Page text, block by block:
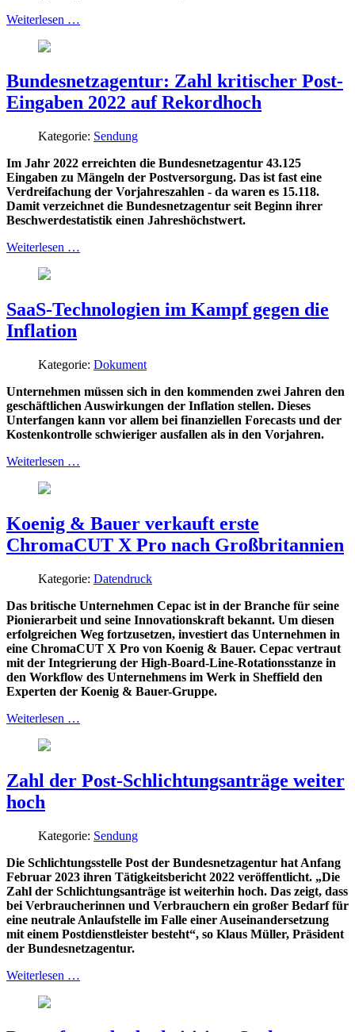
Weiterlesen …
Bundesnetzagentur: Zahl kritischer Post-
Eingaben 2022 auf Rekordhoch
Kategorie: Sendung
Im Jahr 2022 erreichten die Bundesnetzagentur 43.125
Eingaben zu Mängeln der Postversorgung. Das ist fast eine
Verdreifachung der Vorjahreszahlen - da waren es 15.118.
Damit verzeichnet die Bundesnetzagentur seit Beginn ihrer
Beschwerdestatistik einen Jahreshöchstwert.
Weiterlesen …
SaaS-Technologien im Kampf gegen die
Inflation
Kategorie: Dokument
Unternehmen müssen sich in den kommenden zwei Jahren den
geschäftlichen Auswirkungen der Inflation stellen. Dieses
Unterfangen kann vor allem bei finanziellen Forecasts und der
Kostenkontrolle schwieriger ausfallen als in den Vorjahren.
Weiterlesen …
Koenig & Bauer verkauft erste
ChromaCUT X Pro nach Großbritannien
Kategorie: Datendruck
Das britische Unternehmen Cepac ist in der Branche für seine
Pionierarbeit und seine Innovationskraft bekannt. Um diesen
erfolgreichen Weg fortzusetzen, investiert das Unternehmen in
eine ChromaCUT X Pro von Koenig & Bauer. Cepac vertraut
mit der Integrierung der High-Board-Line-Rotationsstanze in
den Workflow des Unternehmens im Werk in Sheffield den
Experten der Koenig & Bauer-Gruppe.
Weiterlesen …
Zahl der Post-Schlichtungsanträge weiter
hoch
Kategorie: Sendung
Die Schlichtungsstelle Post der Bundesnetzagentur hat Anfang
Februar 2023 ihren Tätigkeitsbericht 2022 veröffentlicht. „Die
Zahl der Schlichtungsanträge ist weiterhin hoch. Das zeigt, dass
bei Verbraucherinnen und Verbrauchern ein großer Bedarf für
eine neutrale Anlaufstelle im Falle einer Auseinandersetzung
mit einem Postdienstleister besteht“, so Klaus Müller, Präsident
der Bundesnetzagentur.
Weiterlesen …